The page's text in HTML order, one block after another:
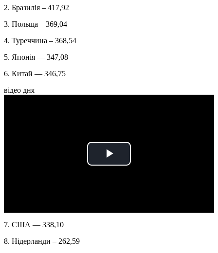
2. Бразилія – 417,92
3. Польща – 369,04
4. Туреччина – 368,54
5. Японія — 347,08
6. Китай — 346,75
відео дня
Play
7. США — 338,10
8. Нідерланди – 262,59